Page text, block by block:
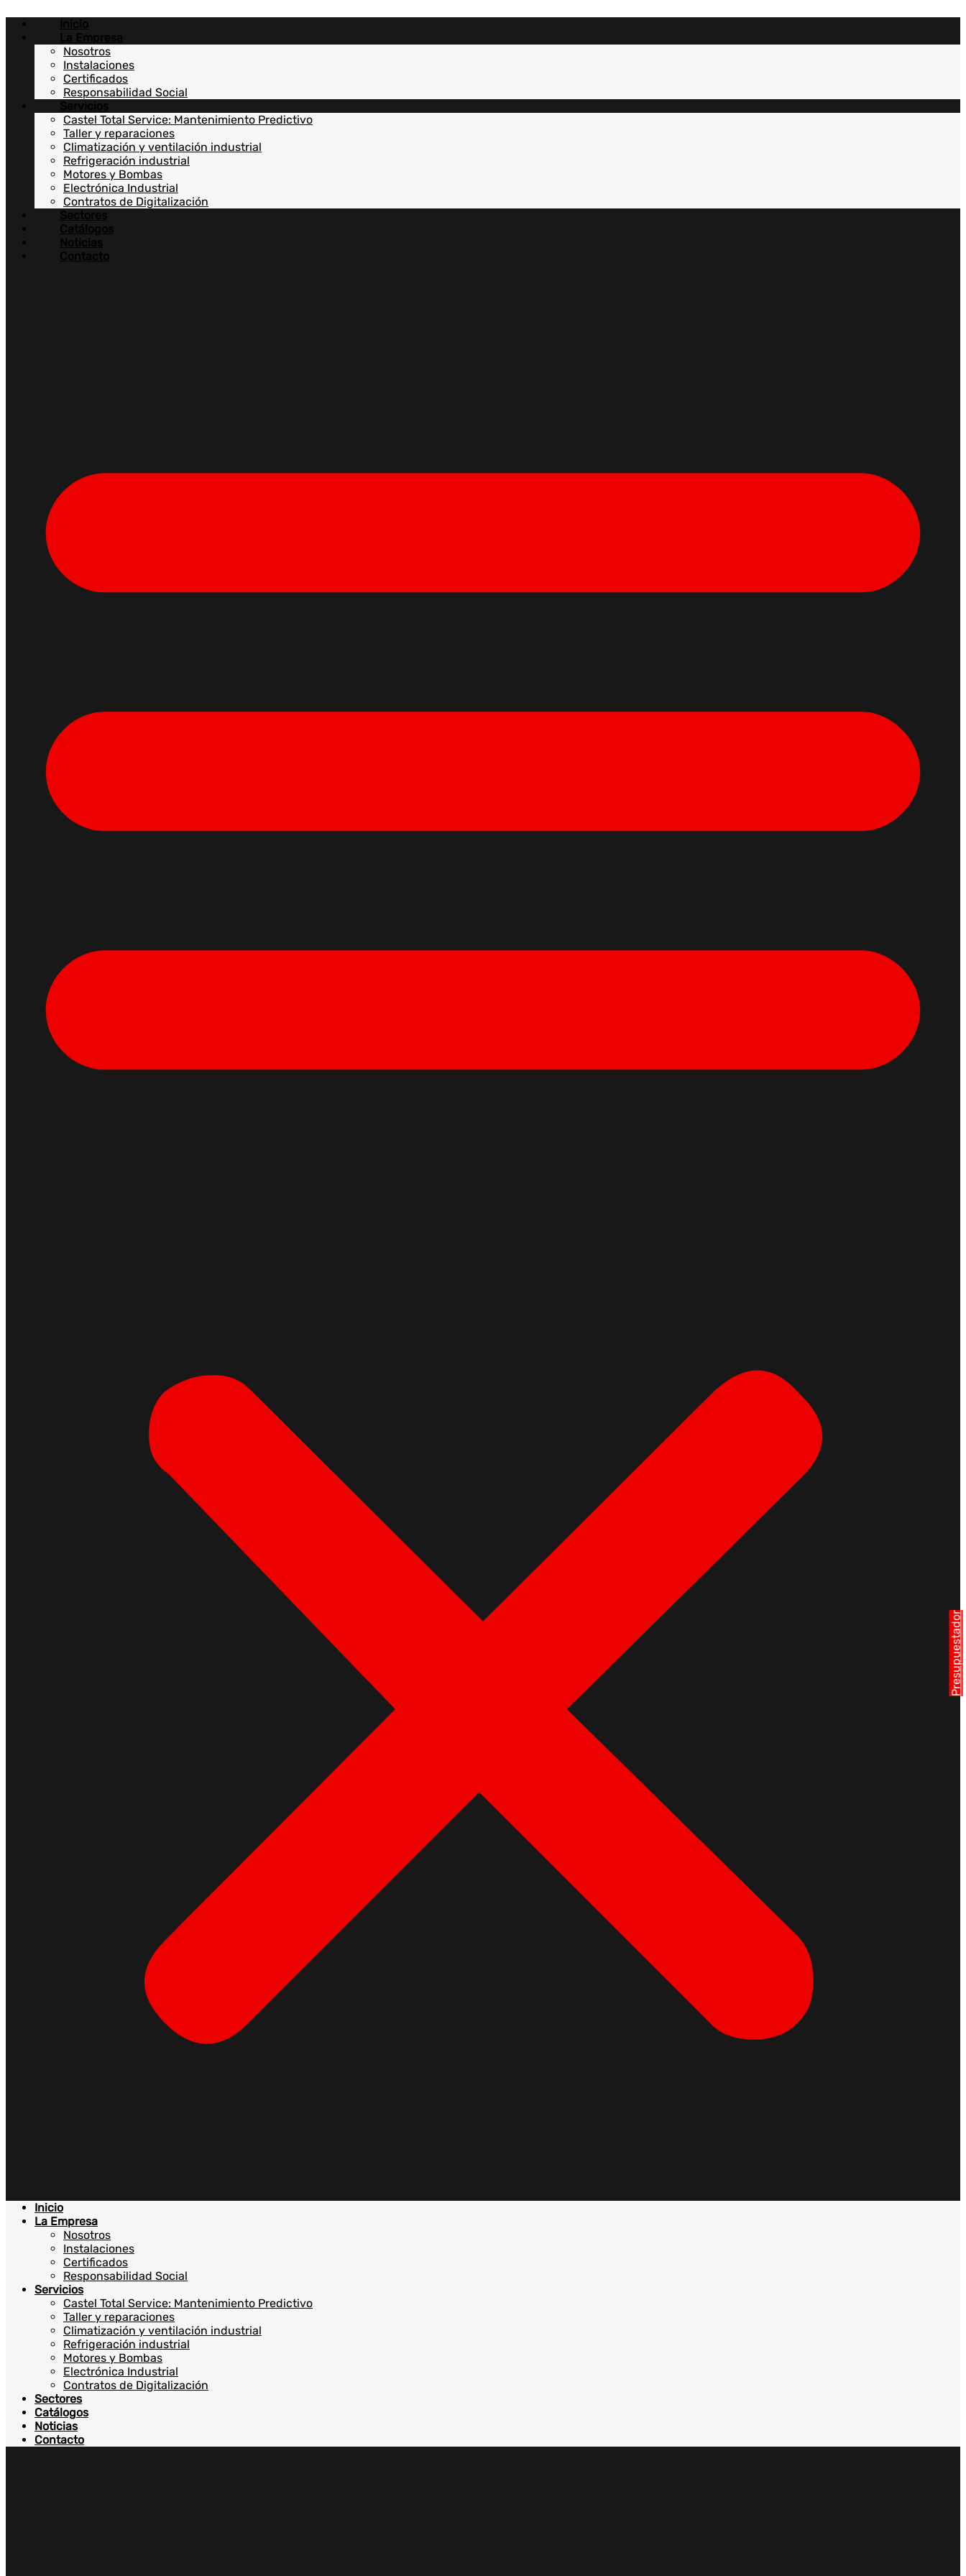
contenido
Inicio
La Empresa
Nosotros
Instalaciones
Certificados
Responsabilidad Social
Servicios
Castel Total Service: Mantenimiento Predictivo
Taller y reparaciones
Climatización y ventilación industrial
Refrigeración industrial
Motores y Bombas
Electrónica Industrial
Contratos de Digitalización
Sectores
Catálogos
Noticias
Contacto
Inicio
La Empresa
Nosotros
Instalaciones
Certificados
Responsabilidad Social
Servicios
Castel Total Service: Mantenimiento Predictivo
Taller y reparaciones
Climatización y ventilación industrial
Refrigeración industrial
Motores y Bombas
Electrónica Industrial
Contratos de Digitalización
Sectores
Catálogos
Noticias
Contacto
Presupuestador